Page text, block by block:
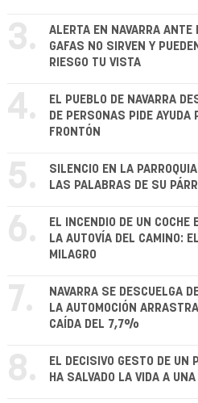
3.
ALERTA EN NAVARRA
GAFAS NO SIRVEN Y
RIESGO TU VISTA
4.
EL PUEBLO DE NAVARRA
DE PERSONAS PIDE AYUDA
FRONTÓN
5.
SILENCIO EN LA
LAS PALABRAS DE SU
6.
EL INCENDIO DE UN
LA AUTOVÍA DEL CAMINO:
MILAGRO
7.
NAVARRA SE DESCUELGA
LA AUTOMOCIÓN
CAÍDA DEL 7,7%
8.
EL DECISIVO GESTO DE UN
HA SALVADO LA VIDA A